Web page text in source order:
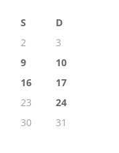
S
D
2
3
9
10
16
17
23
24
30
31